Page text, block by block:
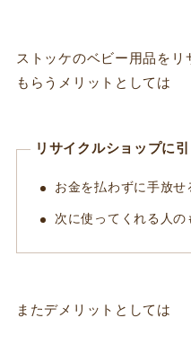
ストッケのベビー用品をリ
もらうメリットとしては
リサイクルショップに
お金を払わずに手放せ
次に使ってくれる人の
またデメリットとしては